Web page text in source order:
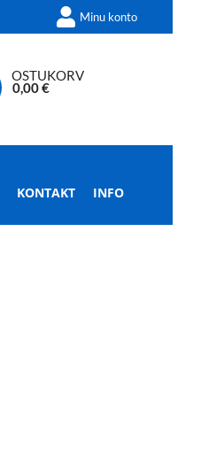
Minu konto
OSTUKORV
0,00€
KONTAKT INFO